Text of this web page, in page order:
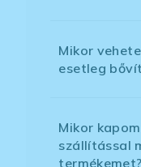
Mikor
esetleg
Mikor
szállítással
termékemet?